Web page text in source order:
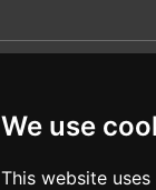
We use
This website